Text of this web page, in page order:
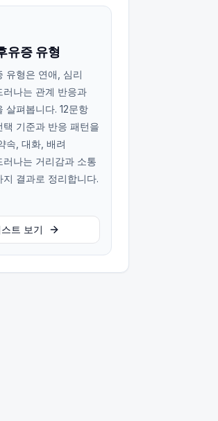
유증 유형
유형은 연애, 심리
러나는 관계 반응과
살펴봅니다. 12문항
택 기준과 반응 패턴을
속, 대화, 배려
러나는 거리감과 소통
지 결과로 정리합니다.
트 보기